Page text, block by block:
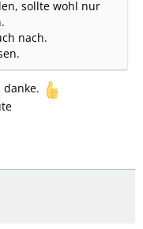
sollte wohl nur
nach.